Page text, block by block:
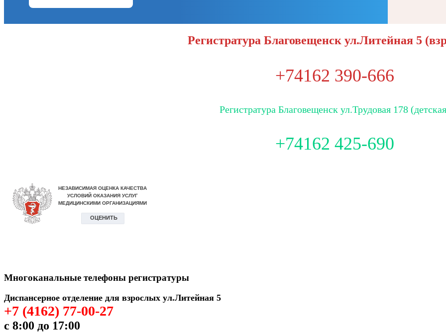
Регистратура Благовещенск ул.Литейная 5
+74162 390-666
Регистратура Благовещенск ул.Трудовая 178
+74162 425-690
Многоканальные телефоны регистратуры
Диспансерное отделение для взрослых ул.Литейная 5
+7 (4162) 77-00-27
с 8:00 до 17:00